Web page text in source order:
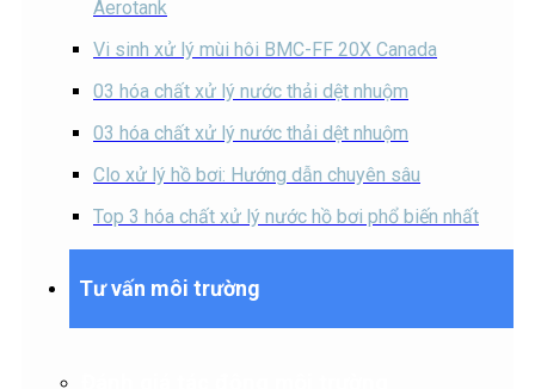
Aerotank
Vi sinh xử lý mùi hôi BMC-FF 20X Canada
03 hóa chất xử lý nước thải dệt nhuộm
03 hóa chất xử lý nước thải dệt nhuộm
Clo xử lý hồ bơi: Hướng dẫn chuyên sâu
Top 3 hóa chất xử lý nước hồ bơi phổ biến nhất
Tư vấn môi trường